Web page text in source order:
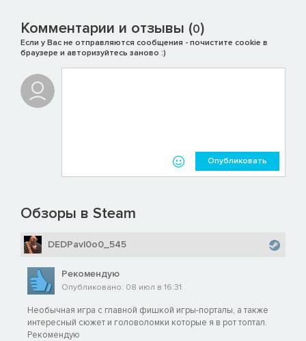
Комментарии и отзывы (0)
Если у Вас не отправляются сообщения - почистите cookie в
браузере и авторизуйтесь заново :)
Опубликовать
Обзоры в Steam
DEDPavl0o0_545
Рекомендую
Опубликовано: 08 июл в 16:31
Необычная игра с главной фишкой игры-порталы, а также
интересный сюжет и головоломки которые я в рот топтал.
Рекомендую